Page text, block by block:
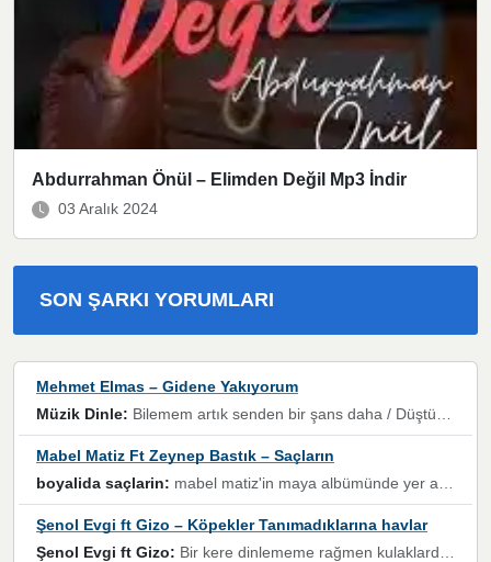
Abdurrahman Önül – Elimden Değil Mp3 İndir
03 Aralık 2024
SON ŞARKI YORUMLARI
Mehmet Elmas – Gidene Yakıyorum
Müzik Dinle: Bilemem artık senden bir şans daha / Düştüğün zaman ben olmayacağım yanında” dizeleri, artık geçmişin tekrarına izin verilmeyeceğini, kişisel sınırların çizildiğini gösteriyor.
Mabel Matiz Ft Zeynep Bastık – Saçların
boyalida saçlarin: mabel matiz'in maya albümünde yer alan güzellerden. parça da şarkı hani! müzikal altyapısına vurulduğum, sözlerinde kaybolduğum bir parça olmuş.
Şenol Evgi ft Gizo – Köpekler Tanımadıklarına havlar
Şenol Evgi ft Gizo: Bir kere dinlememe rağmen kulaklardan gitmiyor sen sen sen sen kurban ol sen sen sen sen hayran ol yükses ses müzik dinleme sebebisiniz canlar bomba gibi patladınız maşallah